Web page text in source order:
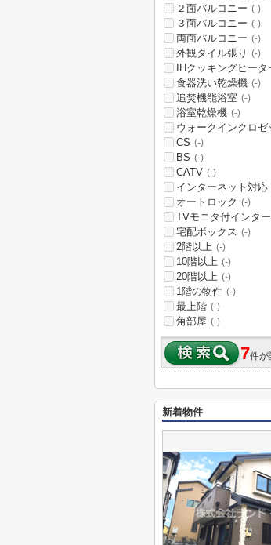
２面バルコニー (-)
３面バルコニー (-)
両面バルコニー (-)
外観タイル張り (-)
IHクッキングヒータ
食器洗い乾燥機 (-)
追焚機能浴室 (-)
浴室乾燥機 (-)
ウォークインクロゼ
CS (-)
BS (-)
CATV (-)
インターネット対応
オートロック (-)
TVモニタ付インタ
宅配ボックス (-)
2階以上 (-)
10階以上 (-)
20階以上 (-)
1階の物件 (-)
最上階 (-)
角部屋 (-)
7件が
新着物件